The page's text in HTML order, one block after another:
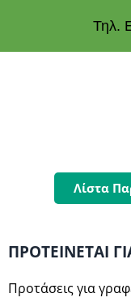
Τηλ.
Λίστα
ΠΡΟΤΕΊΝΕΤΑΙ
Προτάσεις για